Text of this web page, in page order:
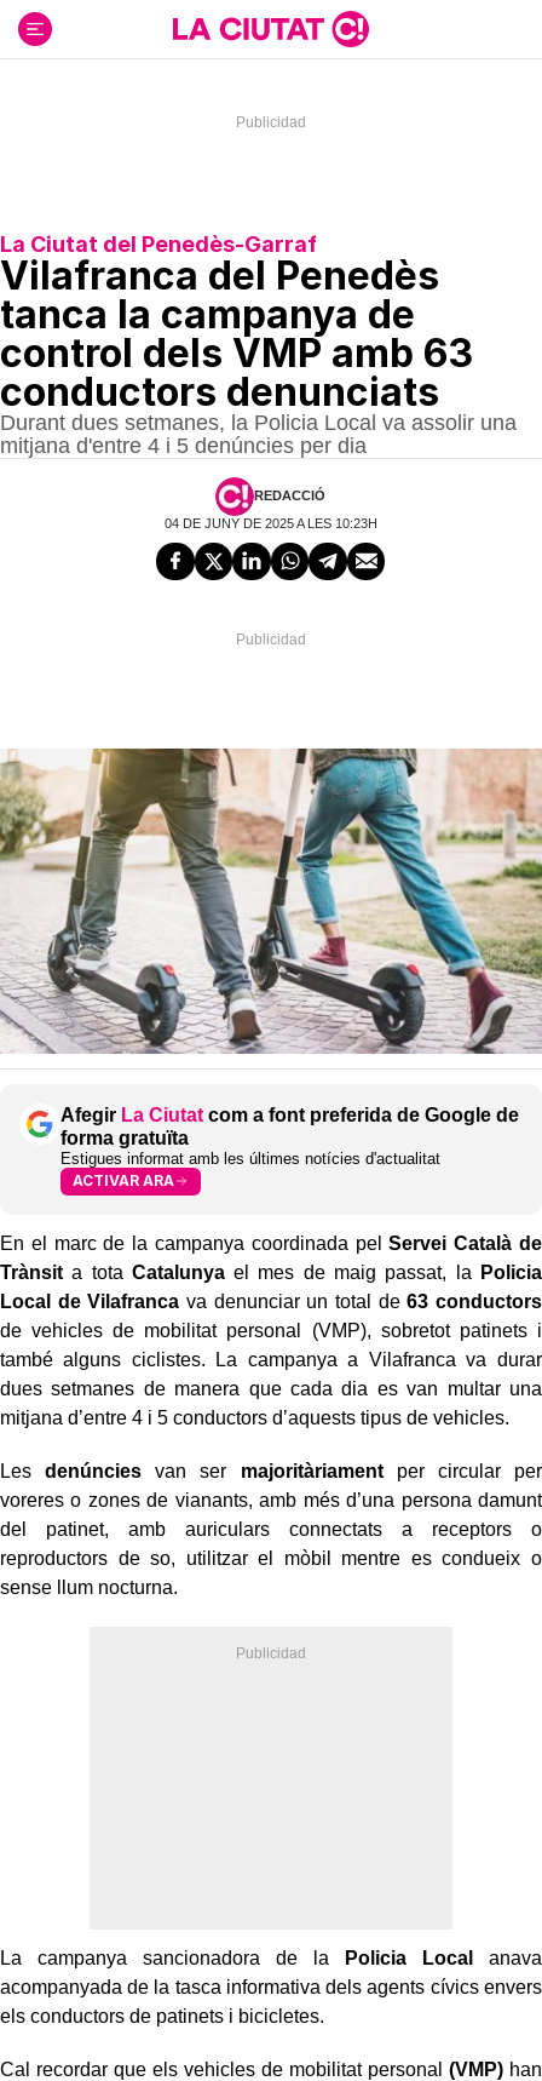
contenido
La Ciutat del Penedès-Garraf
Vilafranca del Penedès
tanca la campanya de
control dels VMP amb 63
conductors denunciats
Durant dues setmanes, la Policia Local va assolir una
mitjana d'entre 4 i 5 denúncies per dia
REDACCIÓ
04 DE JUNY DE 2025 A LES 10:23H
Afegir La Ciutat com a font preferida de Google de
forma gratuïta
Estigues informat amb les últimes notícies d'actualitat
ACTIVAR ARA
En el marc de la campanya coordinada pelServei Català de
Trànsit a tota Catalunyael mes de maig passat, la Policia
Local de Vilafranca va denunciar un total de63 conductors
de vehicles de mobilitat personal (VMP), sobretot patinets i
també alguns ciclistes. La campanya a Vilafranca va durar
dues setmanes de manera que cada dia es van multar una
mitjana d’entre 4 i 5 conductors d’aquests tipus de vehicles.
Lesdenúncies van ser majoritàriamentper circular per
voreres o zones de vianants, amb més d’una persona damunt
del patinet, amb auriculars connectats a receptors o
reproductors de so, utilitzar el mòbil mentre es condueix o
sense llum nocturna.
La campanya sancionadora de la Policia Local
anava
acompanyada de la tasca informativa dels agents cívics envers
els conductors de patinets i bicicletes.
Cal recordar que els vehicles de mobilitat personal (VMP)han